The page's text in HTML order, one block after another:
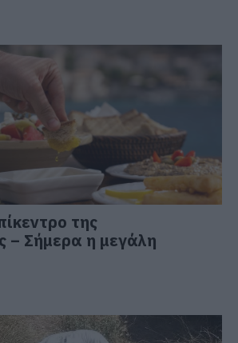
της
– Σήμερα η μεγάλη